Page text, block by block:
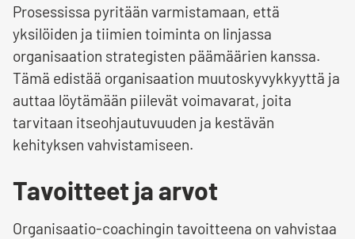
Prosessissa pyritään varmistamaan, että
yksilöiden ja tiimien toiminta on linjassa
organisaation strategisten päämäärien kanssa.
Tämä edistää organisaation muutoskyvykkyyttä ja
auttaa löytämään piilevät voimavarat, joita
tarvitaan itseohjautuvuuden ja kestävän
kehityksen vahvistamiseen.
Tavoitteet ja arvot
Organisaatio-coachingin tavoitteena on vahvistaa